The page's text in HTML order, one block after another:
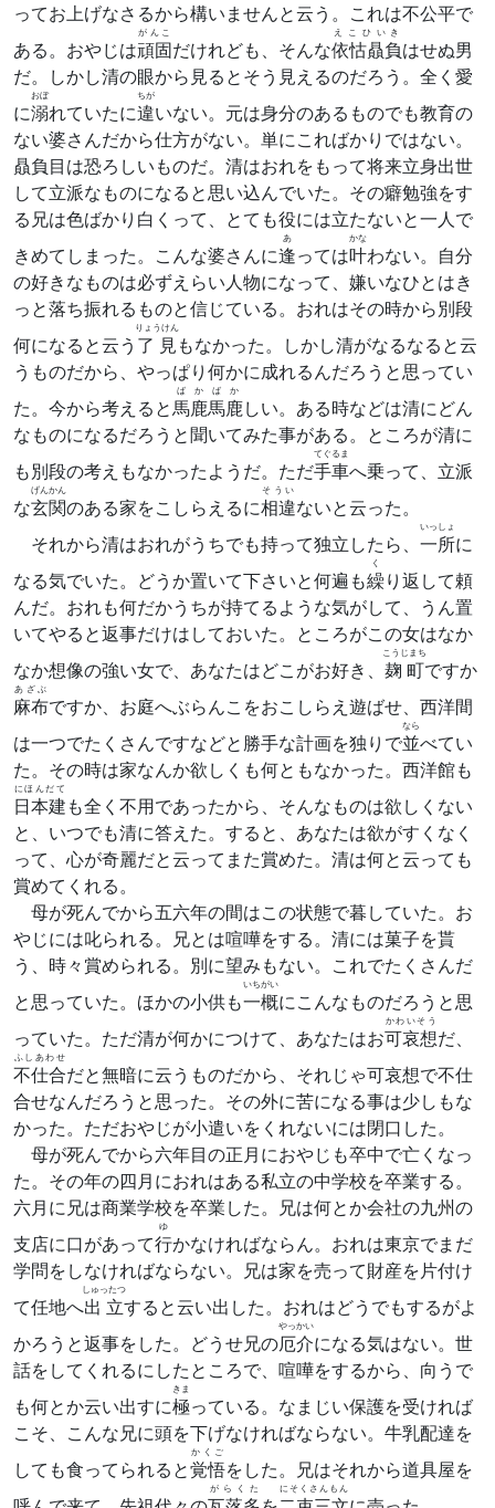
ってお上げなさるから構いませんと云う。これは不公平で
ある。おやじは頑固
がんこ
だけれども、そんな依怙贔負
えこひいき
はせぬ男
だ。しかし清の眼から見るとそう見えるのだろう。全く愛
に溺
おぼ
れていたに違
ちが
いない。元は身分のあるものでも教育の
ない婆さんだから仕方がない。単にこればかりではない。
贔負目は恐ろしいものだ。清はおれをもって将来立身出世
して立派なものになると思い込んでいた。その癖勉強をす
る兄は色ばかり白くって、とても役には立たないと一人で
きめてしまった。こんな婆さんに逢
あ
っては叶
かな
わない。自分
の好きなものは必ずえらい人物になって、嫌いなひとはき
っと落ち振れるものと信じている。おれはその時から別段
何になると云う 了見
りょうけん
もなかった。しかし清がなるなると云
うものだから、やっぱり何かに成れるんだろうと思ってい
た。今から考えると馬鹿馬鹿
ばかばか
しい。ある時などは清にどん
なものになるだろうと聞いてみた事がある。ところが清に
も別段の考えもなかったようだ。ただ手車
てぐるま
へ乗って、立派
な玄関
げんかん
のある家をこしらえるに相違
そうい
ないと云った。
それから清はおれがうちでも持って独立したら、 一所
いっしょ
に
なる気でいた。どうか置いて下さいと何遍も繰
く
り返して頼
んだ。おれも何だかうちが持てるような気がして、うん置
いてやると返事だけはしておいた。ところがこの女はなか
なか想像の強い女で、あなたはどこがお好き、 麹町
こうじまち
ですか
麻布
あざぶ
ですか、お庭へぶらんこをおこしらえ遊ばせ、西洋間
は一つでたくさんですなどと勝手な計画を独りで並
なら
べてい
た。その時は家なんか欲しくも何ともなかった。西洋館も
日本建
にほんだて
も全く不用であったから、そんなものは欲しくない
と、いつでも清に答えた。すると、あなたは欲がすくなく
って、心が奇麗だと云ってまた賞めた。清は何と云っても
賞めてくれる。
母が死んでから五六年の間はこの状態で暮していた。お
やじには叱られる。兄とは喧嘩をする。清には菓子を貰
う、時々賞められる。別に望みもない。これでたくさんだ
と思っていた。ほかの小供も一概
いちがい
にこんなものだろうと思
っていた。ただ清が何かにつけて、あなたはお可哀想
かわいそう
だ、
不仕合
ふしあわせ
だと無暗に云うものだから、それじゃ可哀想で不仕
合せなんだろうと思った。その外に苦になる事は少しもな
かった。ただおやじが小遣いをくれないには閉口した。
母が死んでから六年目の正月におやじも卒中で亡くなっ
た。その年の四月におれはある私立の中学校を卒業する。
六月に兄は商業学校を卒業した。兄は何とか会社の九州の
支店に口があって行
ゆ
かなければならん。おれは東京でまだ
学問をしなければならない。兄は家を売って財産を片付け
て任地へ出立
しゅったつ
すると云い出した。おれはどうでもするがよ
かろうと返事をした。どうせ兄の厄介
やっかい
になる気はない。世
話をしてくれるにしたところで、喧嘩をするから、向うで
も何とか云い出すに極
きま
っている。なまじい保護を受ければ
こそ、こんな兄に頭を下げなければならない。牛乳配達を
しても食ってられると覚悟
かくご
をした。兄はそれから道具屋を
がらくた にそくさんもん